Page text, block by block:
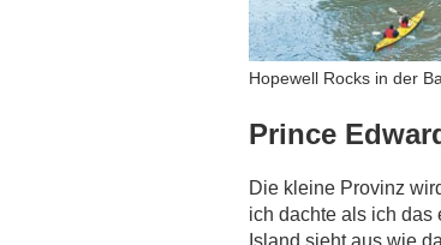
Hopewell Rocks in der
Prince
Die kleine Provinz
ich dachte als ich das